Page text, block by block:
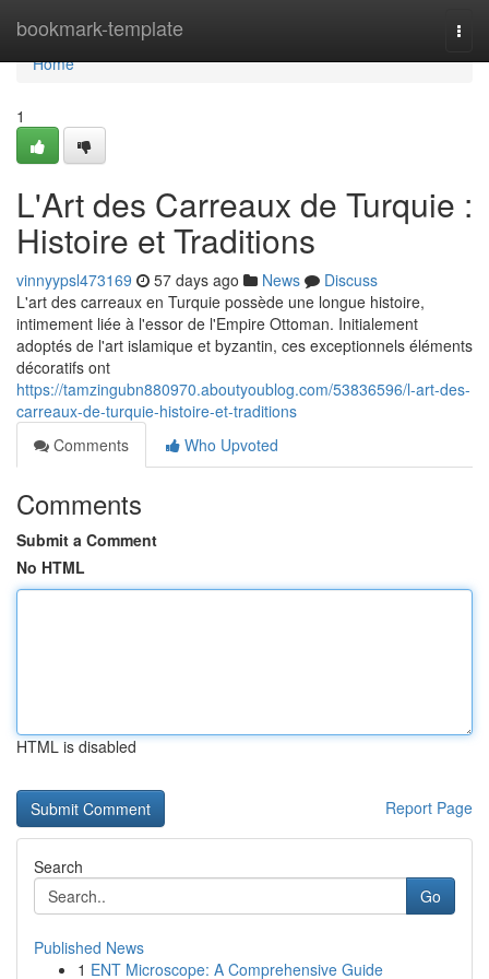
bookmark-template
Home
Home
1
L'Art des Carreaux de Turquie :
Histoire et Traditions
vinnyypsl473169 57 days ago News
Discuss
L'art des carreaux en Turquie possède une longue histoire,
intimement liée à l'essor de l'Empire Ottoman. Initialement
adoptés de l'art islamique et byzantin, ces exceptionnels éléments
décoratifs ont
https://tamzingubn880970.aboutyoublog.com/53836596/l-art-des-
carreaux-de-turquie-histoire-et-traditions
Comments
Who Upvoted
Comments
Submit a Comment
No HTML
HTML is disabled
Report Page
Search
Go
Published News
1 ENT Microscope: A Comprehensive Guide